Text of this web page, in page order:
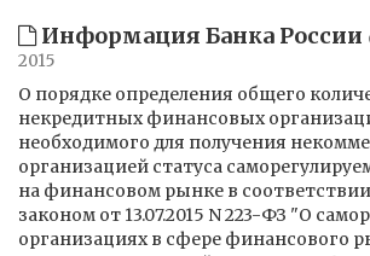
Информация Банка России
2015
О порядке определения общего
некредитных финансовых
необходимого для получения
организацией статуса
на финансовом рынке в
законом от 13.07.2015 N 223-ФЗ "О
организациях в сфере финансового